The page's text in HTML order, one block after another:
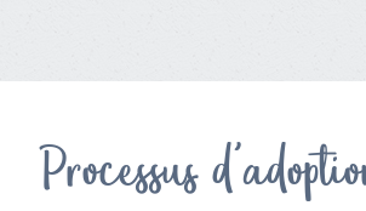
Processus